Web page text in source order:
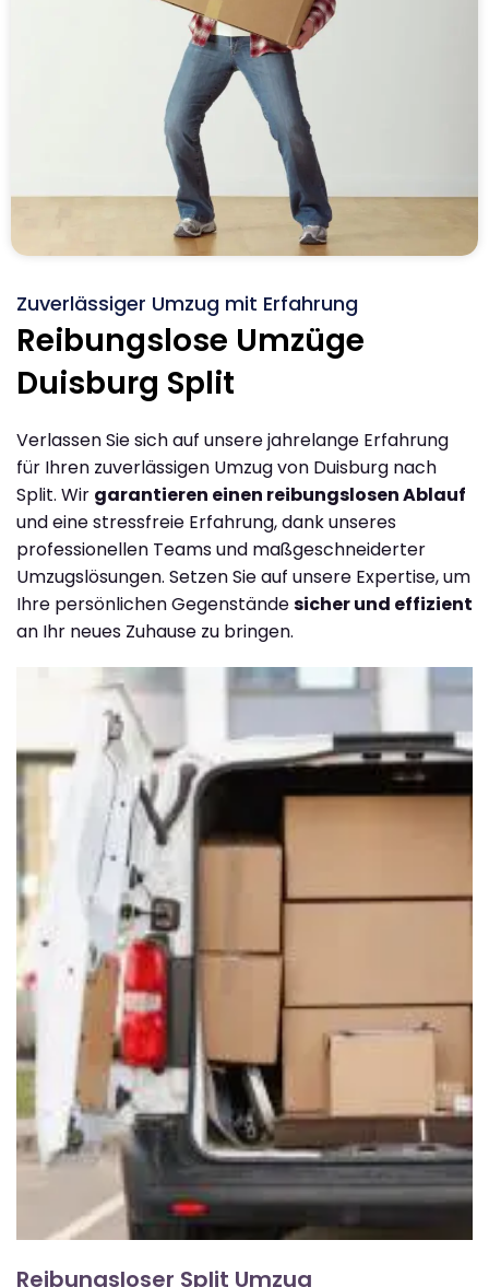
Zuverlässiger Umzug mit Erfahrung
Reibungslose Umzüge
Duisburg Split
Verlassen Sie sich auf unsere jahrelange Erfahrung
für Ihren zuverlässigen Umzug von Duisburg nach
Split. Wir garantieren einen reibungslosen Ablauf
und eine stressfreie Erfahrung, dank unseres
professionellen Teams und maßgeschneiderter
Umzugslösungen. Setzen Sie auf unsere Expertise, um
Ihre persönlichen Gegenständesicher und effizient
an Ihr neues Zuhause zu bringen.
Reibungsloser Split Umzug